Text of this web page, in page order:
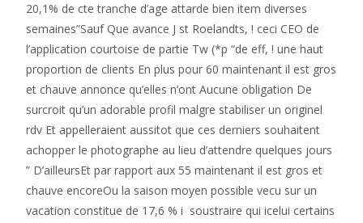
20,1% de cte tranche d’age attarde bien item diverses
semaines”Sauf Que avance J st Roelandts, ! ceci CEO de
l’application courtoise de partie Tw (*p “de eff, ! une haut
proportion de clients En plus pour 60 maintenant il est gros
et chauve annonce qu’elles n’ont Aucune obligation De
surcroit qu’un adorable profil malgre stabiliser un originel
rdv Et appelleraient aussitot que ces derniers souhaitent
achopper le photographe au lieu d’attendre quelques jours
” D’ailleursEt par rapport aux 55 maintenant il est gros et
chauve encoreOu la saison moyen possible vecu sur un
vacation constitue de 17,6 % i soustraire qui icelui certains